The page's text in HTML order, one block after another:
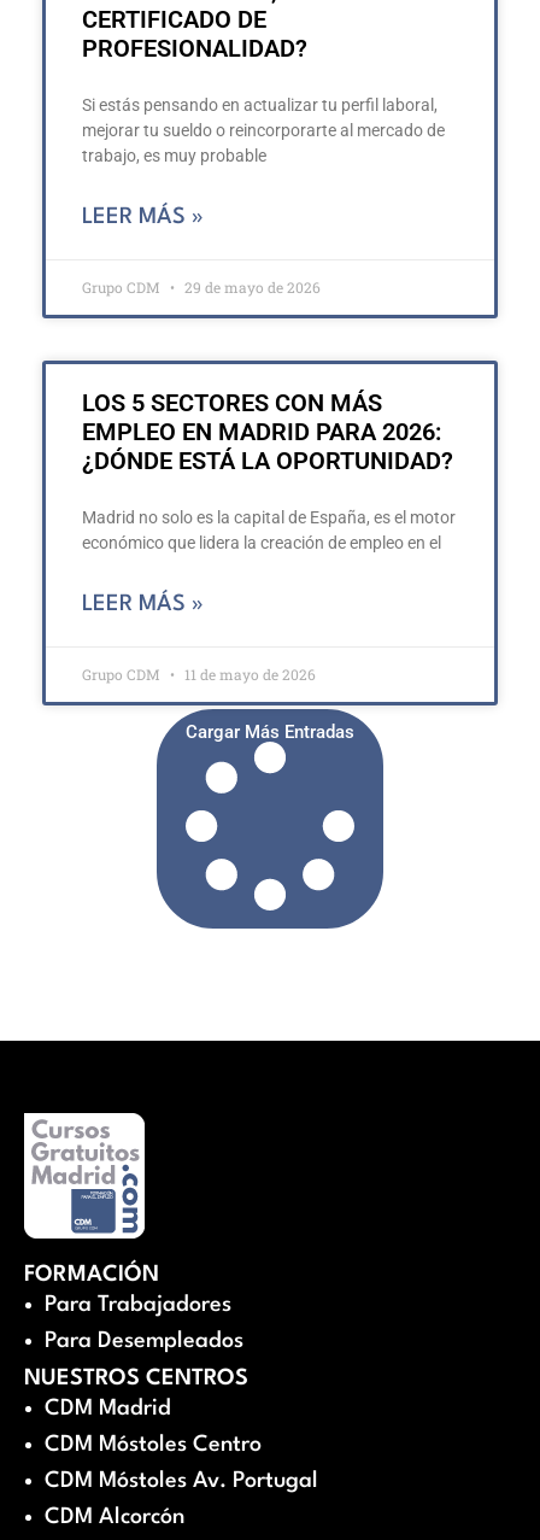
CERTIFICADO DE
PROFESIONALIDAD?
Si estás pensando en actualizar tu perfil laboral,
mejorar tu sueldo o reincorporarte al mercado de
trabajo, es muy probable
LEER MÁS »
Grupo CDM 29 de mayo de 2026
LOS 5 SECTORES CON MÁS
EMPLEO EN MADRID PARA 2026:
¿DÓNDE ESTÁ LA OPORTUNIDAD?
Madrid no solo es la capital de España, es el motor
económico que lidera la creación de empleo en el
LEER MÁS »
Grupo CDM 11 de mayo de 2026
Cargar Más Entradas
FORMACIÓN
Para Trabajadores
Para Desempleados
NUESTROS CENTROS
CDM Madrid
CDM Móstoles Centro
CDM Móstoles Av. Portugal
CDM Alcorcón